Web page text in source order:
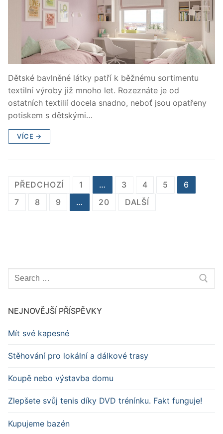
Dětské bavlněné látky patří k běžnému sortimentu
textilní výroby již mnoho let. Rozeznáte je od
ostatních textilií docela snadno, neboť jsou opatřeny
potiskem s dětskými…
VÍCE →
Stránkování
příspěvků
PŘEDCHOZÍ 1 … 3 4 5
6
7
8 9 … 20 DALŠÍ
Hledat:
NEJNOVĚJŠÍ PŘÍSPĚVKY
Mít své kapesné
Stěhování pro lokální a dálkové trasy
Koupě nebo výstavba domu
Zlepšete svůj tenis díky DVD trénínku. Fakt funguje!
Kupujeme bazén